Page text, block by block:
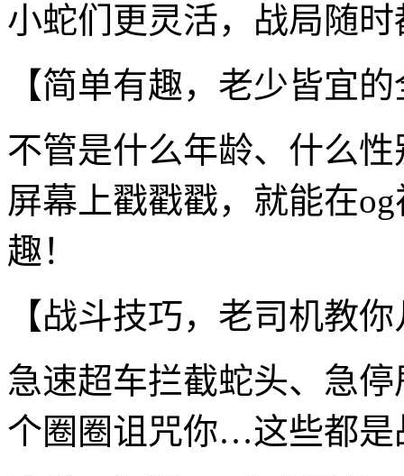
小蛇们更灵活，战局随
【简单有趣，老少皆宜
不管是什么年龄、什么
屏幕上戳戳戳，就能在
趣！
【战斗技巧，老司机教
急速超车拦截蛇头、急
个圈圈诅咒你…这些都是